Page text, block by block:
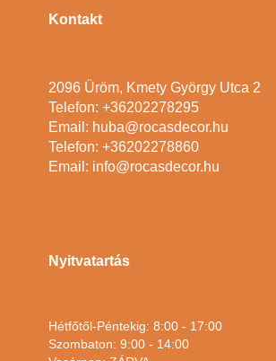
Kontakt
2096 Üröm, Kmety György Utca 2
Telefon: +36202278295
Email: huba@rocasdecor.hu
Telefon: +36202278860
Email: info@rocasdecor.hu
Nyitvatartás
Hétfőtől-Péntekig: 8:00 - 17:00
Szombaton: 9:00 - 14:00